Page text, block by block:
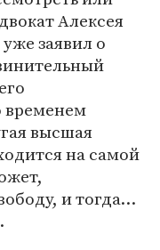
Алексея
заявил о
временем
высшая
на самой
и тогда…